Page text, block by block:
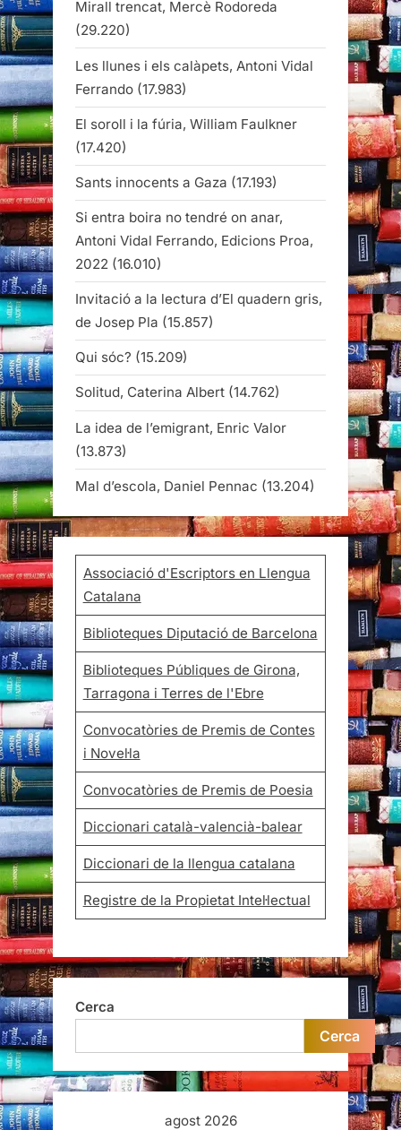
Mirall trencat, Mercè Rodoreda
(29.220)
Les llunes i els calàpets, Antoni Vidal
Ferrando (17.983)
El soroll i la fúria, William Faulkner
(17.420)
Sants innocents a Gaza (17.193)
Si entra boira no tendré on anar,
Antoni Vidal Ferrando, Edicions Proa,
2022 (16.010)
Invitació a la lectura d’El quadern gris,
de Josep Pla (15.857)
Qui sóc? (15.209)
Solitud, Caterina Albert (14.762)
La idea de l’emigrant, Enric Valor
(13.873)
Mal d’escola, Daniel Pennac (13.204)
Associació d'Escriptors en Llengua
Catalana
Biblioteques Diputació de Barcelona
Biblioteques Públiques de Girona,
Tarragona i Terres de l'Ebre
Convocatòries de Premis de Contes
i Novel·la
Convocatòries de Premis de Poesia
Diccionari català-valencià-balear
Diccionari de la llengua catalana
Registre de la Propietat Intel·lectual
Cerca
Cerca
agost 2026